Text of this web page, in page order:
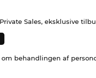
Sales, eksklusive
behandlingen af